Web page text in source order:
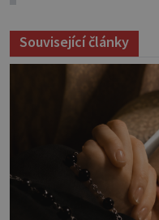
Související články